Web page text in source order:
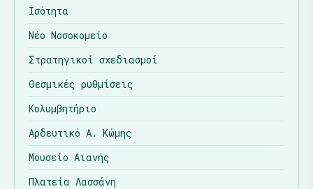
Ισότητα
Νέο Νοσοκομείο
Στρατηγικοί σχεδιασμοί
Θεσμικές ρυθμίσεις
Κολυμβητήριο
Αρδευτικό Α. Κώμης
Μουσείο Αιανής
Πλατεία Λασσάνη